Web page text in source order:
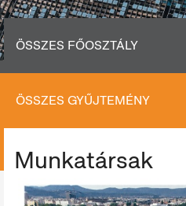
ÖSSZES FŐOSZTÁLY
ÖSSZES GYŰJTEMÉNY
Munkatársak